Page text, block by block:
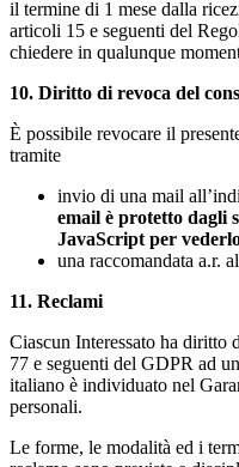
il termine di 1 mese dalla
articoli 15 e seguenti del
chiedere in qualunque
10. Diritto di revoca del
È possibile revocare il
tramite
invio di una mail
email è protetto dagli
JavaScript per
una raccomandata a.r.
11. Reclami
Ciascun Interessato ha diritto
77 e seguenti del GDPR ad
italiano è individuato nel
personali.
Le forme, le modalità ed i